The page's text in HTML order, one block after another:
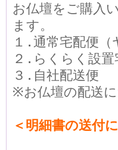
お仏壇をご購入
ます。
１.通常宅配便（
２.らくらく設
３.自社配送便
※お仏壇の配送
＜明細書の送付